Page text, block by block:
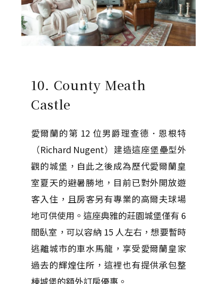
10. County Meath
Castle
愛爾蘭的第 12 位男爵理查德．恩根特
（Richard Nugent）建造這座堡壘型外
觀的城堡，自此之後成為歷代愛爾蘭皇
室夏天的避暑勝地，目前已對外開放遊
客入住，且房客另有專業的高爾夫球場
地可供使用。這座典雅的莊園城堡僅有 6
間臥室，可以容納 15 人左右，想要暫時
逃離城市的車水馬龍，享受愛爾蘭皇家
過去的輝煌住所，這裡也有提供承包整
棟城堡的額外訂房優惠。